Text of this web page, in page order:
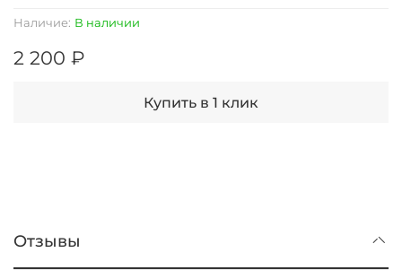
Наличие: В наличии
2 200 ₽
Купить в 1 клик
Отзывы